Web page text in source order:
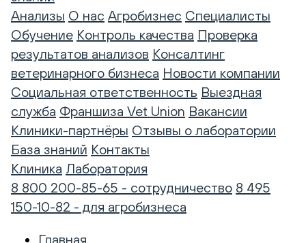
Анализы О нас Агробизнес Специалисты
Обучение Контроль качества Проверка
результатов анализов Консалтинг
ветеринарного бизнеса Новости компании
Социальная ответственность Выездная
служба Франшиза Vet Union Вакансии
Клиники-партнёры Отзывы о лаборатории
База знаний Контакты
Клиника Лаборатория
8 800 200-85-65 - сотрудничество 8 495
150-10-82 - для агробизнеса
Главная